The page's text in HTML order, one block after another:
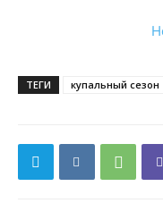
ТЕГИ купальный сезон